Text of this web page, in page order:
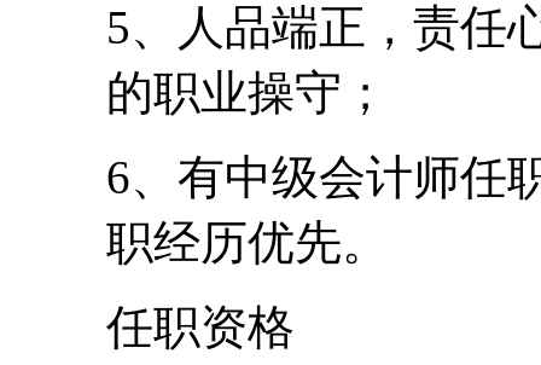
5、人品端正，责任
的职业操守；
6、有中级会计师任
职经历优先。
任职资格